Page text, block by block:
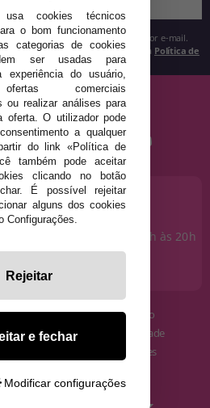
novidades e tendências por e-mail.
momento, conforme estipulado na Política de
DE AJUDA?
793 695
das 10h às 14h e das 17h às 20h
das 10h às 14h.
· Condições de uso
· Política de Privacidade
· Política de Cookies
cookies técnicos
o bom funcionamento
categorias de cookies
ser usadas para
experiência do usuário,
comerciais
ou realizar análises para
oferta. O utilizador pode
a qualquer
do link «Política de
também pode aceitar
clicando no botão
É possível rejeitar
alguns dos cookies
Configurações.
Rejeitar
e fechar
Modificar configurações